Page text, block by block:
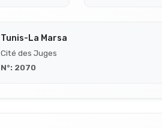
Tunis-La Marsa
Cité des Juges
N°: 2070